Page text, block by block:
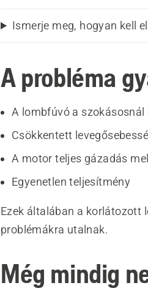
Ismerje meg, hogyan kell
A probléma
A lombfúvó a
Csökkentett
A motor teljes gázadás
Egyenetlen teljesítmény
Ezek általában a korlátozott
problémákra utalnak.
Még mindig